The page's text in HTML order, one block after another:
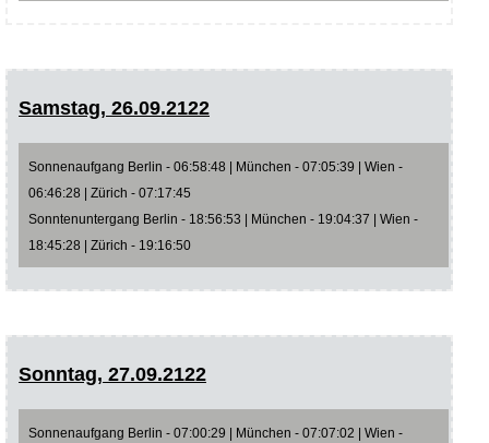
Samstag, 26.09.2122
Sonnenaufgang Berlin - 06:58:48 | München - 07:05:39 | Wien -
06:46:28 | Zürich - 07:17:45
Sonntenuntergang Berlin - 18:56:53 | München - 19:04:37 | Wien -
18:45:28 | Zürich - 19:16:50
Sonntag, 27.09.2122
Sonnenaufgang Berlin - 07:00:29 | München - 07:07:02 | Wien -